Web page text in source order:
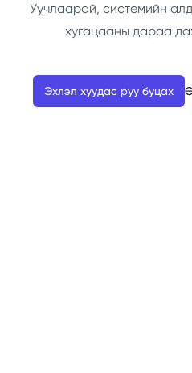
Уучлаарай, системийн
хугацааны дараа
Эхлэл хуудас руу буцах